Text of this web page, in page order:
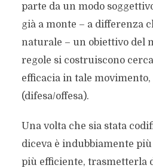
parte da un modo
già a monte – a differenza
naturale – un obiettivo del
regole si costruiscono
efficacia in tale
(difesa/offesa).
Una volta che sia stata
diceva è indubbiamente
più efficiente, trasmetterla